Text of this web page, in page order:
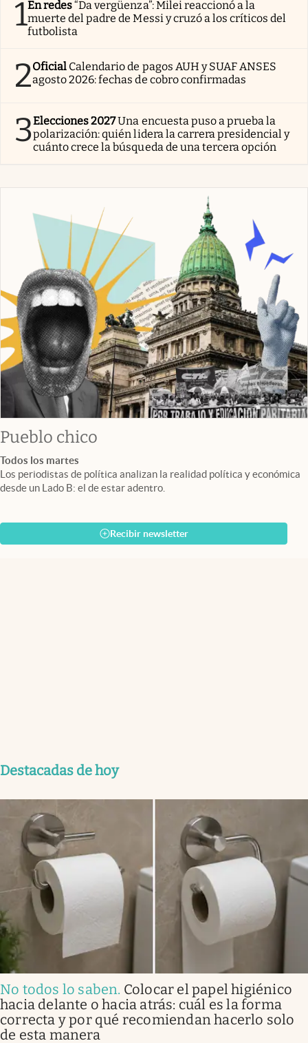
1En redes“Da vergüenza”: Milei reaccionó a la
muerte del padre de Messi y cruzó a los críticos del
futbolista
2Oficial Calendario de pagos AUH y SUAF ANSES
agosto 2026: fechas de cobro confirmadas
3Elecciones 2027Una encuesta puso a prueba la
polarización: quién lidera la carrera presidencial y
cuánto crece la búsqueda de una tercera opción
Pueblo chico
Todos los martes
Los periodistas de política analizan la realidad política y económica
desde un Lado B: el de estar adentro.
Recibir newsletter
Destacadas de hoy
No todos lo saben. Colocar el papel higiénico
hacia delante o hacia atrás: cuál es la forma
correcta y por qué recomiendan hacerlo solo
de esta manera